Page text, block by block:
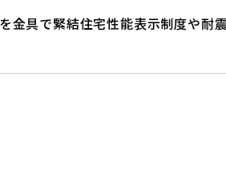
金具で緊結住宅性能表示制度や耐